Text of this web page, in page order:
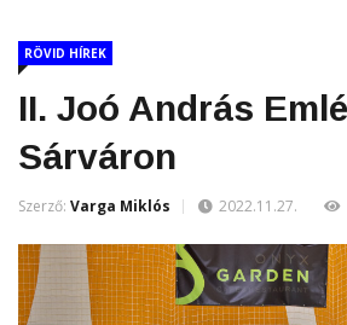
RÖVID HÍREK
II. Joó András
Sárváron
Szerző: Varga Miklós 2022.11.27.